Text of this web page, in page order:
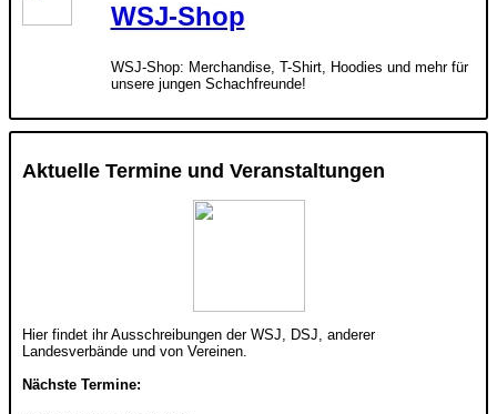
WSJ-Shop
WSJ-Shop: Merchandise, T-Shirt, Hoodies und mehr für
unsere jungen Schachfreunde!
Aktuelle Termine und Veranstaltungen
Hier findet ihr Ausschreibungen der WSJ, DSJ, anderer
Landesverbände und von Vereinen.
Nächste Termine: